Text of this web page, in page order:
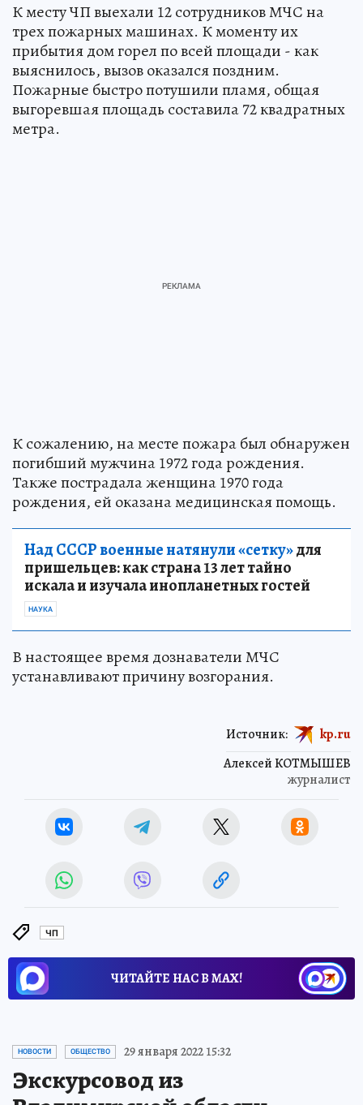
К месту ЧП выехали 12 сотрудников МЧС на
трех пожарных машинах. К моменту их
прибытия дом горел по всей площади - как
выяснилось, вызов оказался поздним.
Пожарные быстро потушили пламя, общая
выгоревшая площадь составила 72 квадратных
метра.
К сожалению, на месте пожара был обнаружен
погибший мужчина 1972 года рождения.
Также пострадала женщина 1970 года
рождения, ей оказана медицинская помощь.
Над СССР военные натянули «сетку»для
пришельцев: как страна 13 лет тайно
искала и изучала инопланетных гостей
НАУКА
В настоящее время дознаватели МЧС
устанавливают причину возгорания.
Алексей КОТМЫШЕВ
журналист
Источник: kp.ru
ЧП
ЧИТАЙТЕ НАС В МАХ!
НОВОСТИ ОБЩЕСТВО 29 января 2022 15:32
Экскурсовод из